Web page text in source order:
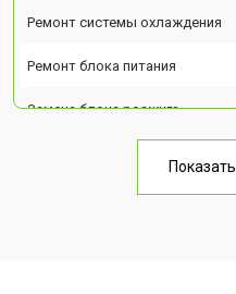
Ремонт системы охлаждения
Ремонт блока питания
Замена блока розжига